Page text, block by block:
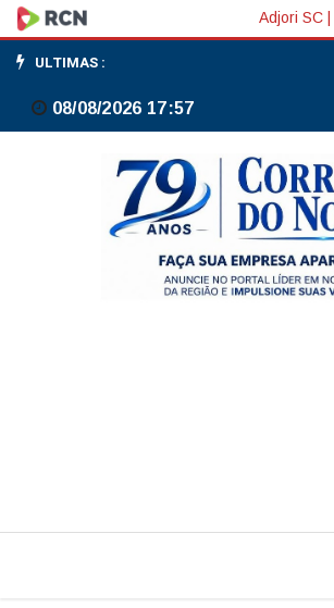
Mapa
colaborativo
reúne
eventos
literários
Adjori SC
ULTIMAS :
08/08/2026 17:57